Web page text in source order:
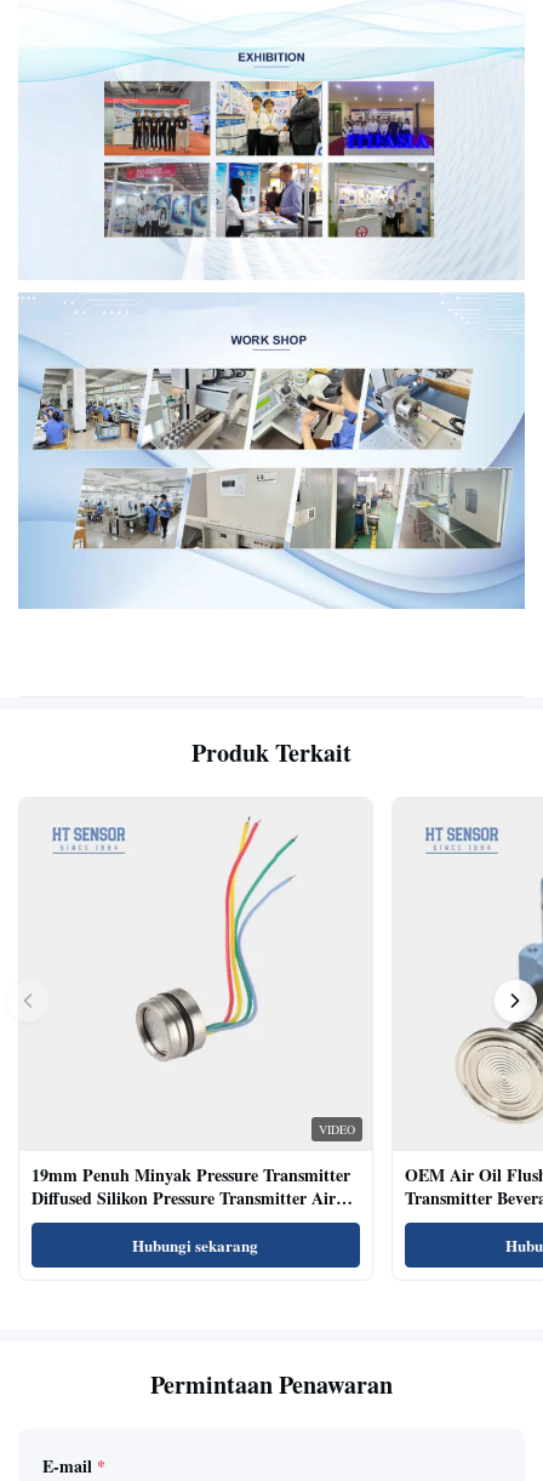
Produk Terkait
VIDEO
19mm Penuh Minyak Pressure Transmitter
Diffused Silikon Pressure Transmitter Air
Oil Test
Hubungi sekarang
OEM Air Oil
Transmitter
Sensor
Permintaan Penawaran
E-mail *